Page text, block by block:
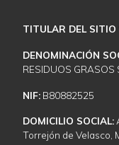
TITULAR DEL SITIO
DENOMINACIÓN
RESIDUOS GRASOS
NIF:B80882525
DOMICILIO SOCIAL:
Torrejón de Velasco,